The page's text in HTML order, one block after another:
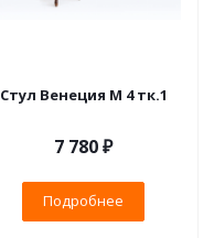
Стул Венеция М 4 тк.1
7 780 ₽
Подробнее